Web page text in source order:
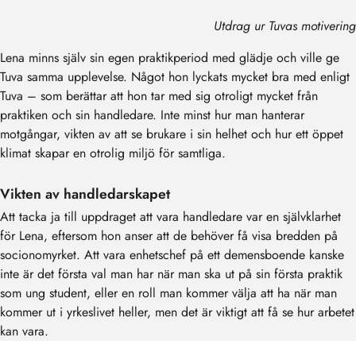
Utdrag ur Tuvas motivering
Lena minns själv sin egen praktikperiod med glädje och ville ge
Tuva samma upplevelse. Något hon lyckats mycket bra med enligt
Tuva – som berättar att hon tar med sig otroligt mycket från
praktiken och sin handledare. Inte minst hur man hanterar
motgångar, vikten av att se brukare i sin helhet och hur ett öppet
klimat skapar en otrolig miljö för samtliga.
Vikten av handledarskapet
Att tacka ja till uppdraget att vara handledare var en självklarhet
för Lena, eftersom hon anser att de behöver få visa bredden på
socionomyrket. Att vara enhetschef på ett demensboende kanske
inte är det första val man har när man ska ut på sin första praktik
som ung student, eller en roll man kommer välja att ha när man
kommer ut i yrkeslivet heller, men det är viktigt att få se hur arbetet
kan vara.